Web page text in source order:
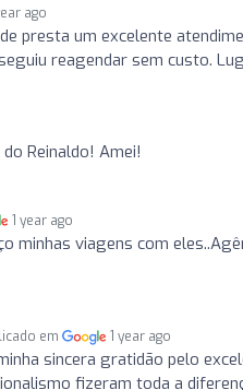
ago
presta um excelente
reagendar sem custo.
Reinaldo! Amei!
1 year ago
minhas viagens com
em 1 year ago
sincera gratidão pelo
fizeram toda a